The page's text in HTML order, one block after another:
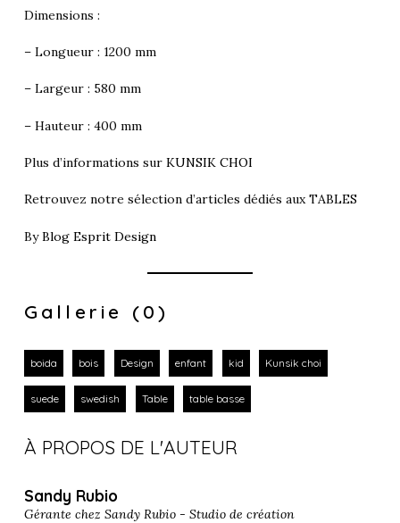
Dimensions :
– Longueur : 1200 mm
– Largeur : 580 mm
– Hauteur : 400 mm
Plus d’informations sur KUNSIK CHOI
Retrouvez notre sélection d’articles dédiés auxTABLES
ByBlog Esprit Design
Gallerie (0)
boida bois Design enfant kid Kunsik choi
suede swedish Table table basse
À PROPOS DE L'AUTEUR
Sandy Rubio
Gérante chez Sandy Rubio - Studio de création